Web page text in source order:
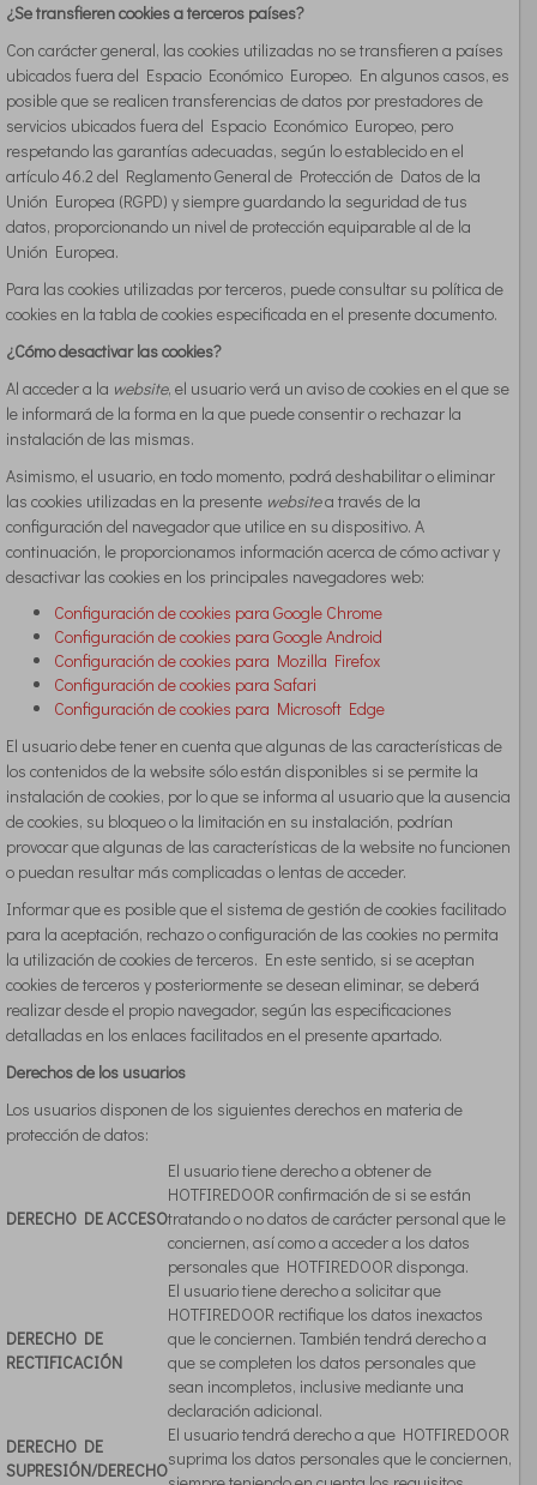
¿Se transfieren cookies a terceros países?
Con carácter general, las cookies utilizadas no se transfieren a países
ubicados fuera del Espacio Económico Europeo. En algunos casos, es
posible que se realicen transferencias de datos por prestadores de
servicios ubicados fuera del Espacio Económico Europeo, pero
respetando las garantías adecuadas, según lo establecido en el
artículo 46.2 del Reglamento General de Protección de Datos de la
Unión Europea (RGPD) y siempre guardando la seguridad de tus
datos, proporcionando un nivel de protección equiparable al de la
Unión Europea.
Para las cookies utilizadas por terceros, puede consultar su política de
cookies en la tabla de cookies especificada en el presente documento.
¿Cómo desactivar las cookies?
Al acceder a la website, el usuario verá un aviso de cookies en el que se
le informará de la forma en la que puede consentir o rechazar la
instalación de las mismas.
Asimismo, el usuario, en todo momento, podrá deshabilitar o eliminar
las cookies utilizadas en la presente websitea través de la
configuración del navegador que utilice en su dispositivo. A
continuación, le proporcionamos información acerca de cómo activar y
desactivar las cookies en los principales navegadores web:
Configuración de cookies para Google Chrome
Configuración de cookies para Google Android
Configuración de cookies para Mozilla Firefox
Configuración de cookies para Safari
Configuración de cookies para Microsoft Edge
El usuario debe tener en cuenta que algunas de las características de
los contenidos de la website sólo están disponibles si se permite la
instalación de cookies, por lo que se informa al usuario que la ausencia
de cookies, su bloqueo o la limitación en su instalación, podrían
provocar que algunas de las características de la website no funcionen
o puedan resultar más complicadas o lentas de acceder.
Informar que es posible que el sistema de gestión de cookies facilitado
para la aceptación, rechazo o configuración de las cookies no permita
la utilización de cookies de terceros. En este sentido, si se aceptan
cookies de terceros y posteriormente se desean eliminar, se deberá
realizar desde el propio navegador, según las especificaciones
detalladas en los enlaces facilitados en el presente apartado.
Derechos de los usuarios
Los usuarios disponen de los siguientes derechos en materia de
protección de datos:
DERECHO DE ACCESO
El usuario tiene derecho a obtener de
HOTFIREDOOR confirmación de si se están
tratando o no datos de carácter personal que le
conciernen, así como a acceder a los datos
personales que HOTFIREDOOR disponga.
DERECHO DE
RECTIFICACIÓN
El usuario tiene derecho a solicitar que
HOTFIREDOOR rectifique los datos inexactos
que le conciernen. También tendrá derecho a
que se completen los datos personales que
sean incompletos, inclusive mediante una
declaración adicional.
DERECHO DE
SUPRESIÓN/DERECHO
El usuario tendrá derecho a que HOTFIREDOOR
suprima los datos personales que le conciernen,